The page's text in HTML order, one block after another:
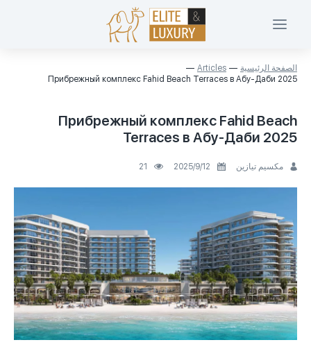
الصفحة الرئيسية
Articles
Прибрежный комплекс Fahid Beach Terraces в Абу-Даби 2025
Прибрежный комплекс Fahid Beach
Terraces в Абу-Даби 2025
مكسيم تيازين 12‏/9‏/2025
21